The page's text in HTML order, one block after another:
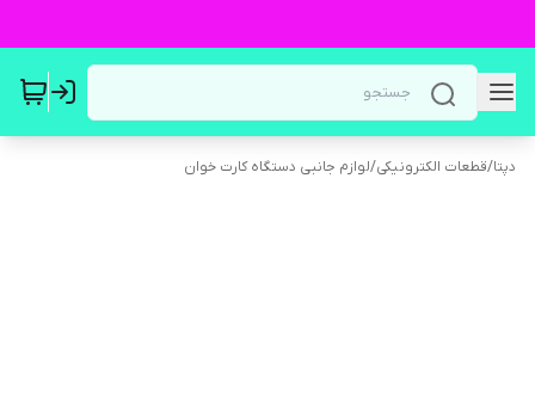
دپتا/قطعات الکترونیکی/لوازم جانبی دستگاه کارت خوان